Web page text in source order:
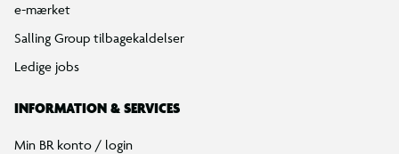
e-mærket
Salling Group tilbagekaldelser
Ledige jobs
INFORMATION & SERVICES
Min BR konto / login